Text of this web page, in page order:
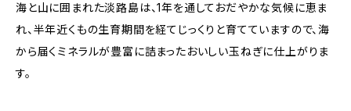
海と山に囲まれた淡路島は、1年を通しておだやかな気候に恵ま
れ、半年近くもの生育期間を経てじっくりと育てていますので、海
から届くミネラルが豊富に詰まったおいしい玉ねぎに仕上がりま
す。